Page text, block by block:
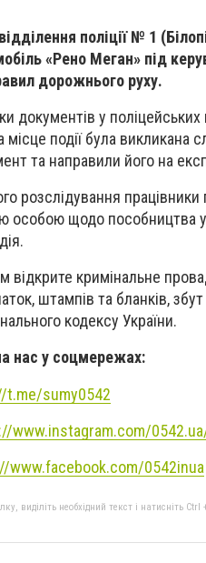
поліції № 1
«Рено Меган» під
дорожнього руху.
документів у
події була викликана
та направили його на
розслідування
особою щодо пособництва у
відкрите кримінальне
штампів та бланків,
кодексу України.
нас у соцмережах:
t.me/sumy0542
www.instagram.com/
www.facebook.com/0542inua
виділіть необхідний текст і натисніть